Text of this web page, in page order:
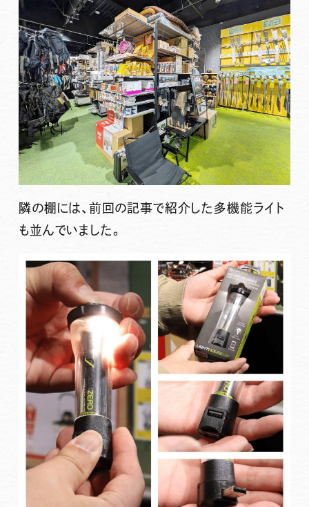
隣の棚には、前回の記事で紹介した多機能ライト
も並んでいました。